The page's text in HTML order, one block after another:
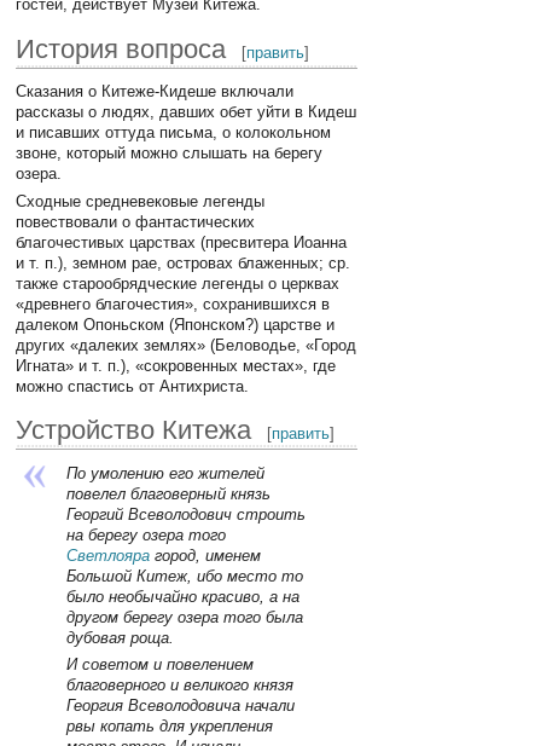
гостей, действует Музей Китежа.
История вопроса [править]
Сказания о Китеже-Кидеше включали
рассказы о людях, давших обет уйти в Кидеш
и писавших оттуда письма, о колокольном
звоне, который можно слышать на берегу
озера.
Сходные средневековые легенды
повествовали о фантастических
благочестивых царствах (пресвитера Иоанна
и т. п.), земном рае, островах блаженных; ср.
также старообрядческие легенды о церквах
«древнего благочестия», сохранившихся в
далеком Опоньском (Японском?) царстве и
других «далеких землях» (Беловодье, «Город
Игната» и т. п.), «сокровенных местах», где
можно спастись от Антихриста.
Устройство Китежа [править]
По умолению его жителей
повелел благоверный князь
Георгий Всеволодович строить
на берегу озера того
Светлояра город, именем
Большой Китеж, ибо место то
было необычайно красиво, а на
другом берегу озера того была
дубовая роща.
И советом и повелением
благоверного и великого князя
Георгия Всеволодовича начали
рвы копать для укрепления